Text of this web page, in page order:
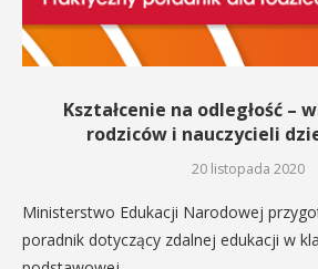
Kształcenie na odległość –
rodziców i nauczycieli
20 listopada 2020
Ministerstwo Edukacji Narodowej
poradnik dotyczący zdalnej edukacji w